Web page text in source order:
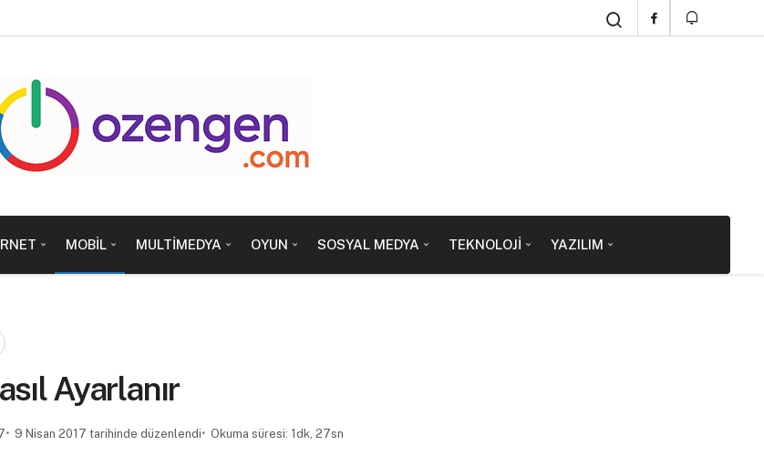
MOBIL MULTIMEDYA OYUN SOSYAL MEDYA TEKNOLOJI YAZILIM
Ayarlanır
9 Nisan 2017 tarihinde düzenlendi Okuma süresi: 1dk, 27sn